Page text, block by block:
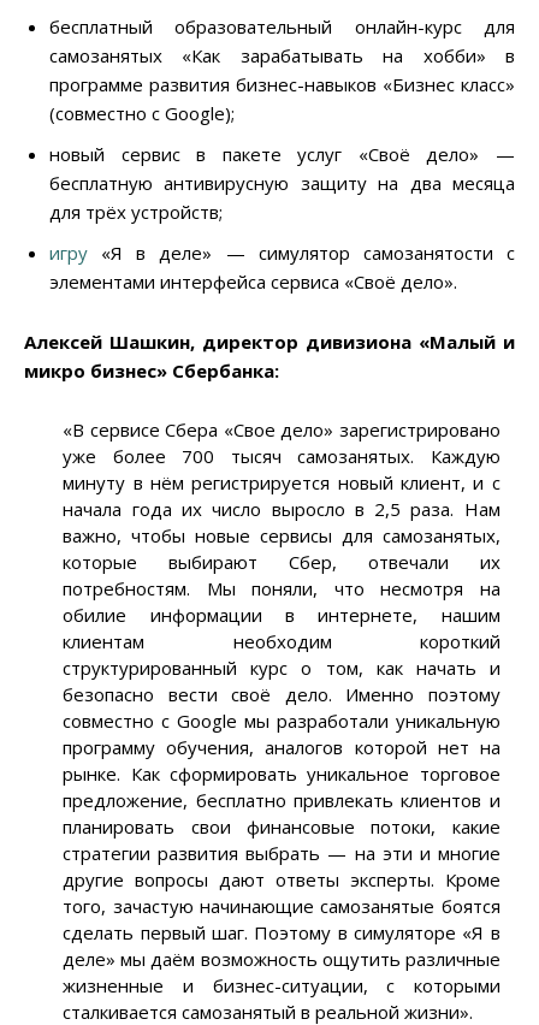
бесплатный образовательный онлайн-курс для
самозанятых «Как зарабатывать на хобби» в
программе развития бизнес-навыков «Бизнес класс»
(совместно с Google);
новый сервис в пакете услуг «Своё дело» —
бесплатную антивирусную защиту на два месяца
для трёх устройств;
игру «Я в деле» — симулятор самозанятости с
элементами интерфейса сервиса «Своё дело».
Алексей Шашкин, директор дивизиона «Малый и
микро бизнес» Сбербанка:
«В сервисе Сбера «Свое дело» зарегистрировано
уже более 700 тысяч самозанятых. Каждую
минуту в нём регистрируется новый клиент, и с
начала года их число выросло в 2,5 раза. Нам
важно, чтобы новые сервисы для самозанятых,
которые выбирают Сбер, отвечали их
потребностям. Мы поняли, что несмотря на
обилие информации в интернете, нашим
клиентам необходим короткий
структурированный курс о том, как начать и
безопасно вести своё дело. Именно поэтому
совместно с Google мы разработали уникальную
программу обучения, аналогов которой нет на
рынке. Как сформировать уникальное торговое
предложение, бесплатно привлекать клиентов и
планировать свои финансовые потоки, какие
стратегии развития выбрать — на эти и многие
другие вопросы дают ответы эксперты. Кроме
того, зачастую начинающие самозанятые боятся
сделать первый шаг. Поэтому в симуляторе «Я в
деле» мы даём возможность ощутить различные
жизненные и бизнес-ситуации, с которыми
сталкивается самозанятый в реальной жизни».